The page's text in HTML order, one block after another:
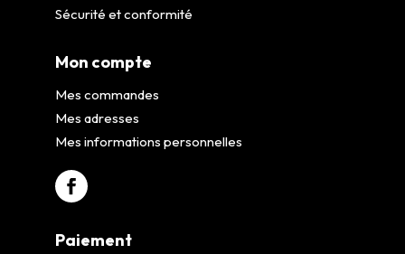
Sécurité et conformité
Mon compte
Mes commandes
Mes adresses
Mes informations personnelles
Paiement